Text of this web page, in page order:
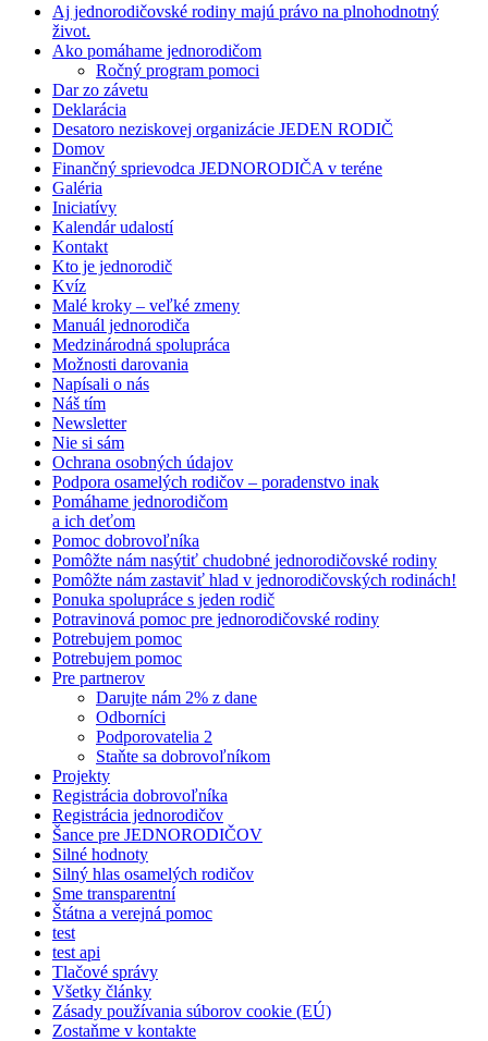
Aj jednorodičovské rodiny majú právo na plnohodnotný
život.
Ako pomáhame jednorodičom
Ročný program pomoci
Dar zo závetu
Deklarácia
Desatoro neziskovej organizácie JEDEN RODIČ
Domov
Finančný sprievodca JEDNORODIČA v teréne
Galéria
Iniciatívy
Kalendár udalostí
Kontakt
Kto je jednorodič
Kvíz
Malé kroky – veľké zmeny
Manuál jednorodiča
Medzinárodná spolupráca
Možnosti darovania
Napísali o nás
Náš tím
Newsletter
Nie si sám
Ochrana osobných údajov
Podpora osamelých rodičov – poradenstvo inak
Pomáhame jednorodičom
a ich deťom
Pomoc dobrovoľníka
Pomôžte nám nasýtiť chudobné jednorodičovské rodiny
Pomôžte nám zastaviť hlad v jednorodičovských rodinách!
Ponuka spolupráce s jeden rodič
Potravinová pomoc pre jednorodičovské rodiny
Potrebujem pomoc
Potrebujem pomoc
Pre partnerov
Darujte nám 2% z dane
Odborníci
Podporovatelia 2
Staňte sa dobrovoľníkom
Projekty
Registrácia dobrovoľníka
Registrácia jednorodičov
Šance pre JEDNORODIČOV
Silné hodnoty
Silný hlas osamelých rodičov
Sme transparentní
Štátna a verejná pomoc
test
test api
Tlačové správy
Všetky články
Zásady používania súborov cookie (EÚ)
Zostaňme v kontakte